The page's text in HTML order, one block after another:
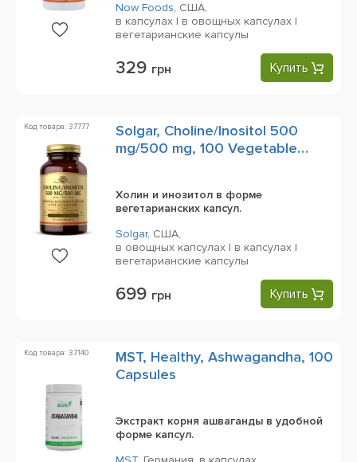
Now Foods, США,
в капсулах | в овощных капсулах |
вегетарианские капсулы
329 грн Купить
Код товара: 37777
Solgar, Choline/Inositol 500
mg/500 mg, 100 Vegetable
Холин и инозитол в форме
вегетарианских капсул.
Solgar, США,
в овощных капсулах | в капсулах |
вегетарианские капсулы
699 грн Купить
Код товара: 37140
MST, Healthy, Ashwagandha, 100
Capsules
Экстракт корня ашваганды в удобной
форме капсул.